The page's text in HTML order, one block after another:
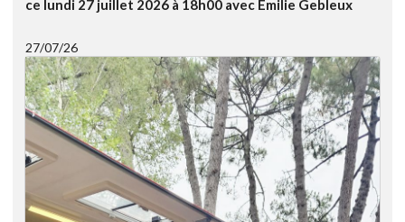
ce lundi 27 juillet 2026 à 18h00 avec Emilie Gebleux
27/07/26